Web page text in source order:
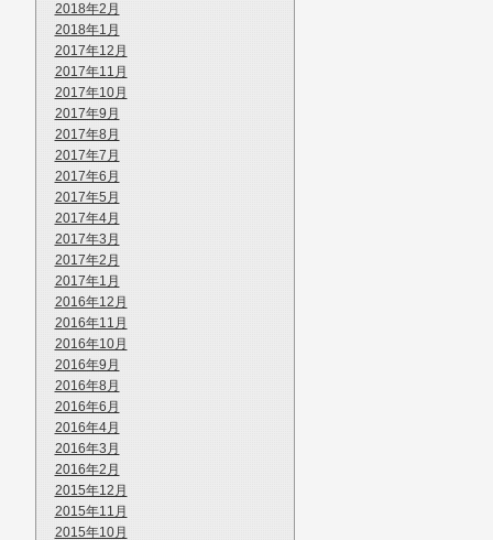
2018年2月
2018年1月
2017年12月
2017年11月
2017年10月
2017年9月
2017年8月
2017年7月
2017年6月
2017年5月
2017年4月
2017年3月
2017年2月
2017年1月
2016年12月
2016年11月
2016年10月
2016年9月
2016年8月
2016年6月
2016年4月
2016年3月
2016年2月
2015年12月
2015年11月
2015年10月